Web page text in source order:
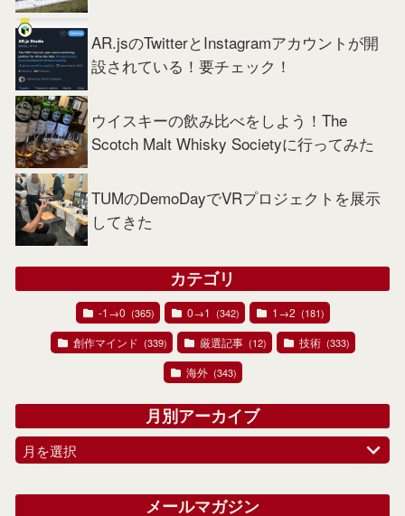
AR.jsのTwitterとInstagramアカウントが開
設されている！要チェック！
ウイスキーの飲み比べをしよう！The
Scotch Malt Whisky Societyに行ってみた
TUMのDemoDayでVRプロジェクトを展示
してきた
カテゴリ
-1→0 (365) 0→1 (342) 1→2 (181)
創作マインド (339) 厳選記事 (12) 技術 (333)
海外 (343)
月別アーカイブ
月を選択
メールマガジン